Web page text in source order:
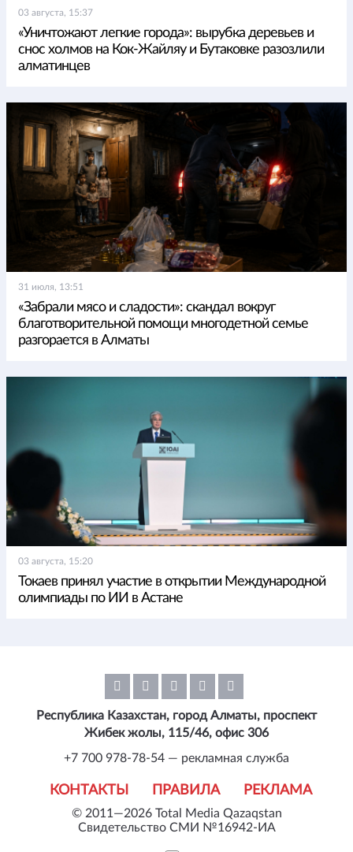
03 августа, 15:37
«Уничтожают легкие города»: вырубка деревьев и
снос холмов на Кок-Жайляу и Бутаковке разозлили
алматинцев
31 июля, 13:51
«Забрали мясо и сладости»: скандал вокруг
благотворительной помощи многодетной семье
разгорается в Алматы
03 августа, 15:20
Токаев принял участие в открытии Международной
олимпиады по ИИ в Астане
© 2011—2026 Total Media Qazaqstan
Свидетельство СМИ №16942-ИА
КОНТАКТЫ ПРАВИЛА РЕКЛАМА
Республика Казахстан, город Алматы, проспект
Жибек жолы, 115/46, офис 306
+7 700 978-78-54 — рекламная служба